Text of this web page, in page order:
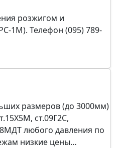
розжигом и
1М). Телефон (095) 789-
размеров (до 3000мм)
ст.09Г2С,
любого давления по
низкие цены…